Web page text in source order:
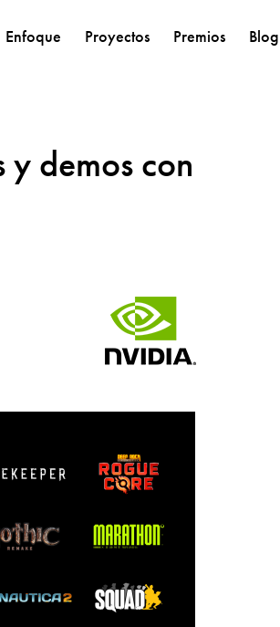
Enfoque Proyectos Premios Blog
demos con